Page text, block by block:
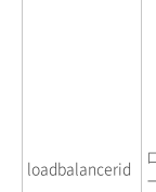
loadbalancerid